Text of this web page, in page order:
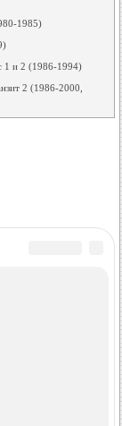
1985)
1 и 2 (1986-1994)
2 (1986-2000,